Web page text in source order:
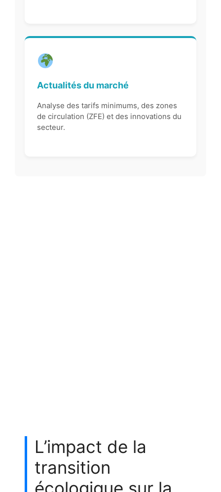
Actualités du marché
Analyse des tarifs minimums, des zones
de circulation (ZFE) et des innovations du
secteur.
L’impact de la
transition
écologique sur la